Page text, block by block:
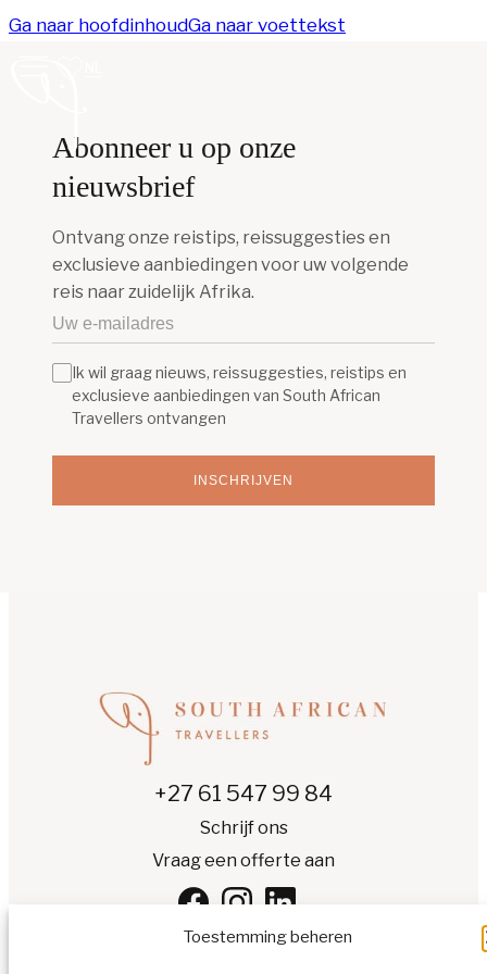
Toestemming beheren
Ga naar hoofdinhoudGa naar voettekst
Abonneer u op onze
nieuwsbrief
Ontvang onze reistips, reissuggesties en
exclusieve aanbiedingen voor uw volgende
reis naar zuidelijk Afrika.
INSCHRIJVEN
Ik wil graag nieuws, reissuggesties, reistips en
exclusieve aanbiedingen van South African
Travellers ontvangen
+27 61 547 99 84
Schrijf ons
Vraag een offerte aan